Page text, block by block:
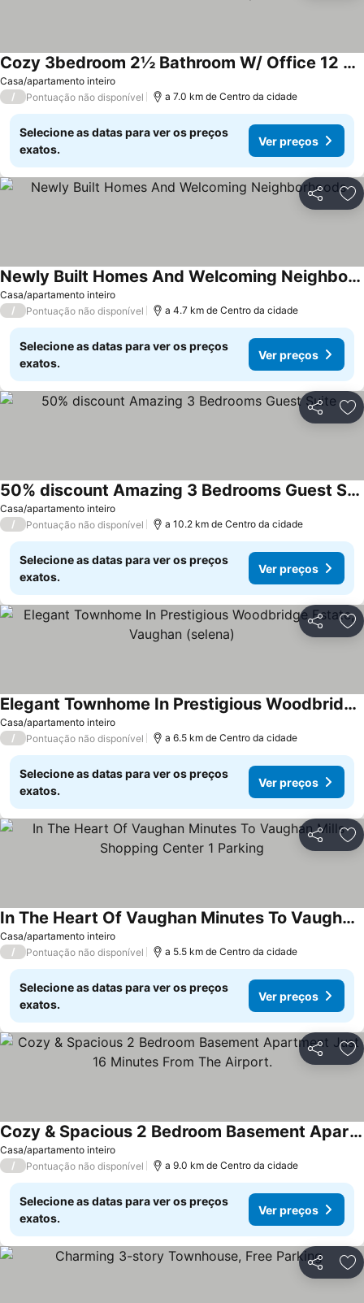
Casa/apartamento inteiro
Cozy 3bedroom 2½ Bathroom W/ Office 12 Minutes From Toronto Pearson Airport
/ Pontuação não disponível a 7.0 km de Centro da cidade
Selecione as datas para ver os preços
exatos.
Ver preços
Partilhar
Casa/apartamento inteiro
Newly Built Homes And Welcoming Neighborhoods
/ Pontuação não disponível a 4.7 km de Centro da cidade
Selecione as datas para ver os preços
exatos.
Ver preços
Partilhar
Casa/apartamento inteiro
50% discount Amazing 3 Bedrooms Guest Suite
/ Pontuação não disponível a 10.2 km de Centro da cidade
Selecione as datas para ver os preços
exatos.
Ver preços
Partilhar
Casa/apartamento inteiro
Elegant Townhome In Prestigious Woodbridge Estate, Vaughan (selena)
/ Pontuação não disponível a 6.5 km de Centro da cidade
Selecione as datas para ver os preços
exatos.
Ver preços
Partilhar
Casa/apartamento inteiro
In The Heart Of Vaughan Minutes To Vaughan Mills Shopping Center 1 Parking
/ Pontuação não disponível a 5.5 km de Centro da cidade
Selecione as datas para ver os preços
exatos.
Ver preços
Partilhar
Casa/apartamento inteiro
Cozy & Spacious 2 Bedroom Basement Apartment Just 16 Minutes From The Airport.
/ Pontuação não disponível a 9.0 km de Centro da cidade
Selecione as datas para ver os preços
exatos.
Ver preços
Partilhar